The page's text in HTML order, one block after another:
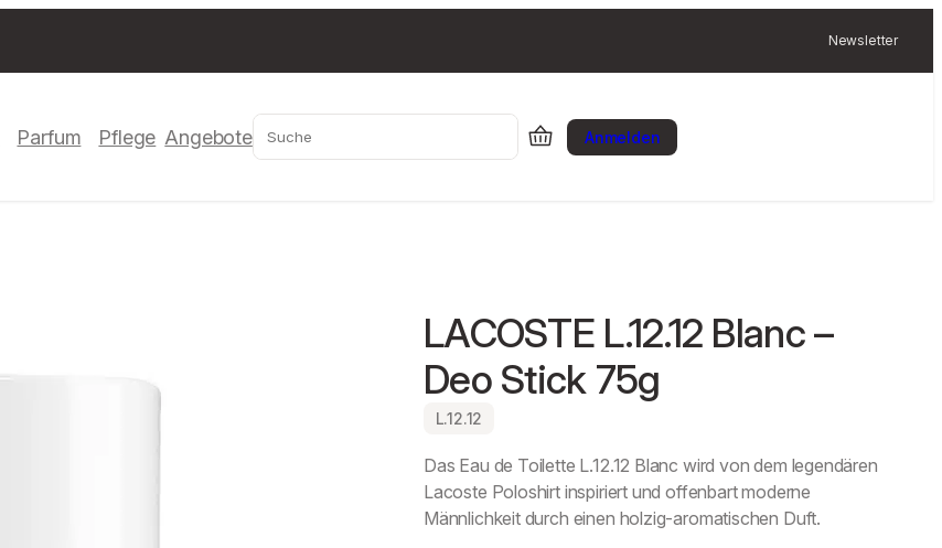
Newsletter
Parfum Pflege Angebote Suchen Anmelden
LACOSTE L.12.12 Blanc –
Deo Stick 75g
L.12.12
Das Eau de Toilette L.12.12 Blanc wird von dem legendären
Lacoste Poloshirt inspiriert und offenbart moderne
Männlichkeit durch einen holzig-aromatischen Duft.